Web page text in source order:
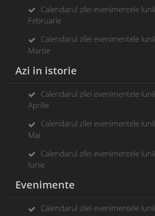
Calendarul zilei evenimentele lunii
Februarie
Calendarul zilei evenimentele lunii
Martie
Azi in istorie
Calendarul zilei evenimentele lunii
Aprilie
Calendarul zilei evenimentele lunii
Mai
Calendarul zilei evenimentele lunii
Iunie
Evenimente
Calendarul zilei evenimentele lunii